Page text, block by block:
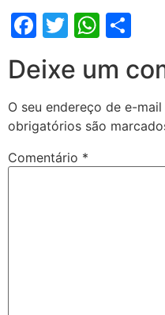
Facebook
Twitter
Deixe um
O seu endereço de e-
obrigatórios são
Comentário *